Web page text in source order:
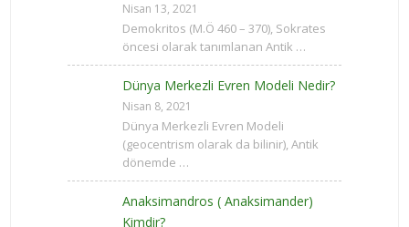
Nisan 13, 2021
Demokritos (M.Ö 460 – 370), Sokrates
öncesi olarak tanımlanan Antik …
Dünya Merkezli Evren Modeli Nedir?
Nisan 8, 2021
Dünya Merkezli Evren Modeli
(geocentrism olarak da bilinir), Antik
dönemde …
Anaksimandros ( Anaksimander)
Kimdir?